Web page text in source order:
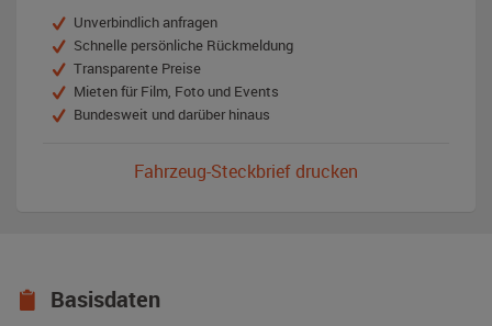
Unverbindlich anfragen
Schnelle persönliche Rückmeldung
Transparente Preise
Mieten für Film, Foto und Events
Bundesweit und darüber hinaus
Fahrzeug-Steckbrief drucken
Basisdaten